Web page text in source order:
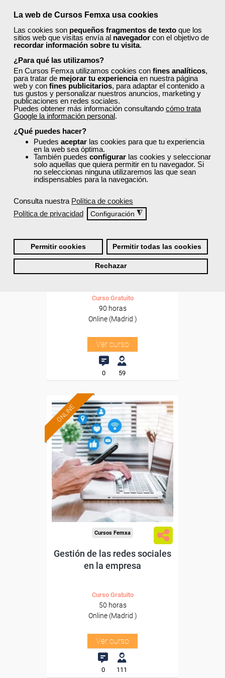
La web de Cursos Femxa usa cookies
Las cookies son pequeños fragmentos de texto que los
sitios web que visitas envía al navegador con el objetivo de
recordar información sobre tu visita.
¿Para qué las utilizamos?
En Cursos Femxa utilizamos cookies con fines analíticos,
para tratar de mejorar tu experienciaen nuestra página
web y con fines publicitarios, para adaptar el contenido a
tus gustos y personalizar nuestros anuncios, marketing y
publicaciones en redes sociales.
Puedes obtener más información consultando cómo trata
Google la información personal.
¿Qué puedes hacer?
Puedes aceptar las cookies para que tu experiencia
en la web sea óptima.
También puedes configurar las cookies y seleccionar
solo aquellas que quiera permitir en tu navegador. Si
no seleccionas ninguna utilizaremos las que sean
indispensables para la navegación.
Consulta nuestra Política de cookies
Política de privacidad
Configuración ◮
Permitir cookies Permitir todas las cookies
Rechazar
45 horas
Ver curso
0 129
ONLINE
subvencionada.
Para trabajadores y
autónomos de Madrid.
Para todos los sectores.
Gestión del marketing 2.0
Curso Gratuito
90 horas
Online (Madrid )
Ver curso
0 59
ONLINE
Formación 100%
subvencionada.
Para trabajadores y
autónomos de Madrid.
Para todos los sectores.
Cursos Femxa
Gestión de las redes sociales
en la empresa
Curso Gratuito
50 horas
Online (Madrid )
Ver curso
0 111